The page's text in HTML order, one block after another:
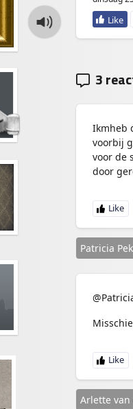
3
Ikmheb
voorbij
voor de
door
Patricia
Arlette van